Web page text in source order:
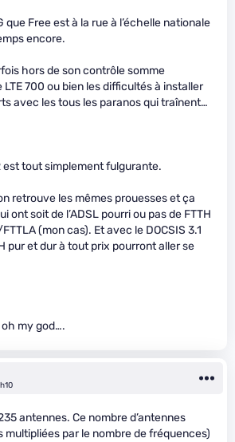
que Free est à la rue à l’échelle nationale
encore.
hors de son contrôle somme
LTE 700 ou bien les difficultés à installer
avec les tous les paranos qui traînent…
est tout simplement fulgurante.
retrouve les mêmes prouesses et ça
ont soit de l’ADSL pourri ou pas de FTTH
(mon cas). Et avec le DOCSIS 3.1
pur et dur à tout prix pourront aller se
my god….
antennes. Ce nombre d’antennes
multipliées par le nombre de fréquences)